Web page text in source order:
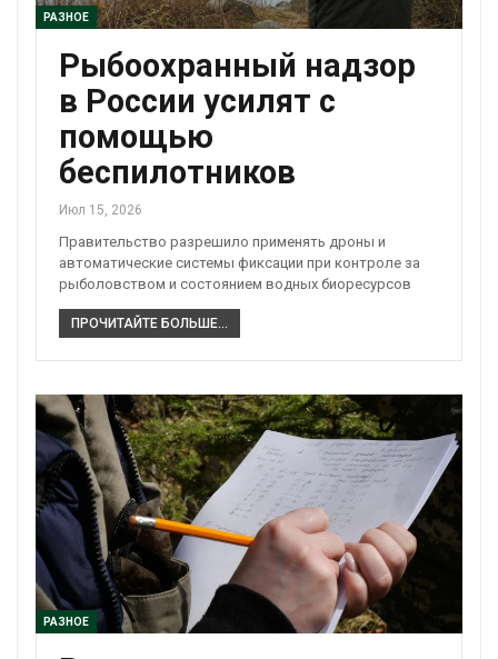
РАЗНОЕ
Рыбоохранный надзор
в России усилят с
помощью
беспилотников
Июл 15, 2026
Правительство разрешило применять дроны и
автоматические системы фиксации при контроле за
рыболовством и состоянием водных биоресурсов
ПРОЧИТАЙТЕ БОЛЬШЕ...
РАЗНОЕ